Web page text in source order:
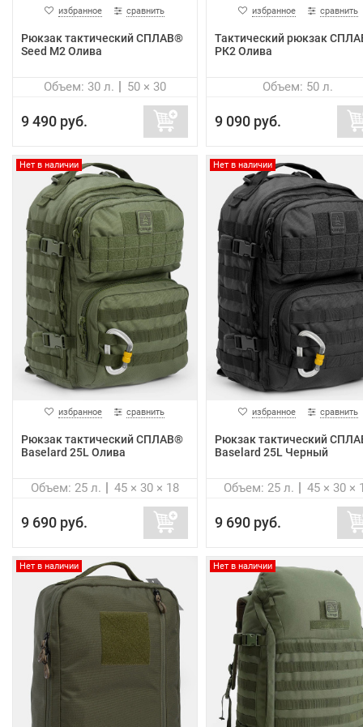
избранное сравнить
Рюкзак тактический СПЛАВ®
Seed M2 Олива
50 × 30
Объем: 30 л.
9 490 руб.
избранное сравнить
Тактический рюкзак
РК2 Олива
Объем: 50 л.
9 090 руб.
Нет в наличии
избранное сравнить
Рюкзак тактический СПЛАВ®
Baselard 25L Олива
45 × 30 × 18
Объем: 25 л.
9 690 руб.
Нет в наличии
избранное сравнить
Рюкзак тактический
Baselard 25L Черный
45 × 30 ×
Объем: 25 л.
9 690 руб.
Нет в наличии Нет в наличии